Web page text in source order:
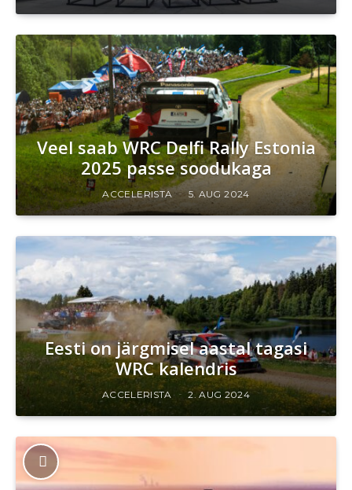
Veel saab WRC Delfi Rally Estonia
2025 passe soodukaga
ACCELERISTA 5. AUG 2024
Eesti on järgmisel aastal tagasi
WRC kalendris
ACCELERISTA 2. AUG 2024